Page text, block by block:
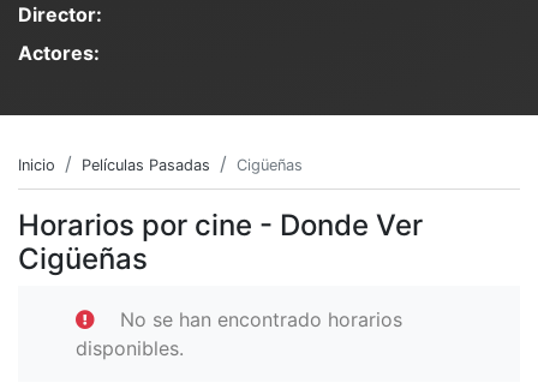
Director:
Actores:
Inicio Películas Pasadas Cigüeñas
Horarios por cine - Donde Ver
Cigüeñas
No se han encontrado horarios
disponibles.